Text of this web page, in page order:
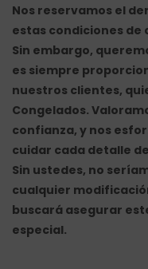
Nos reservamos el
estas condiciones de
Sin embargo,
es siempre
nuestros clientes,
Congelados.
confianza, y nos
cuidar cada detalle
Sin ustedes, no
cualquier
buscará asegurar
especial.